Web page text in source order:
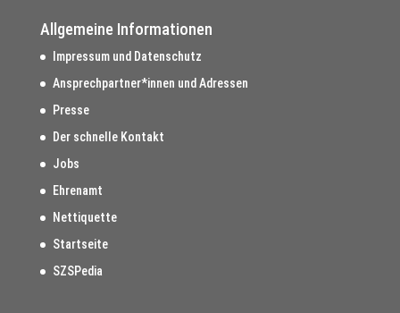
Allgemeine Informationen
Impressum und Datenschutz
Ansprechpartner*innen und Adressen
Presse
Der schnelle Kontakt
Jobs
Ehrenamt
Nettiquette
Startseite
SZSPedia